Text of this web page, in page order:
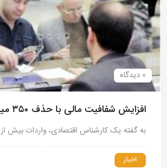
0 دیدگاه
افزایش شفافیت مالی با حذف ۳۵۰ میلیون حساب بانکی
به گفته یک کارشناس اقتصادی، واردات بیش‌ از ۱۰۰ تن طلا در…
اخبار